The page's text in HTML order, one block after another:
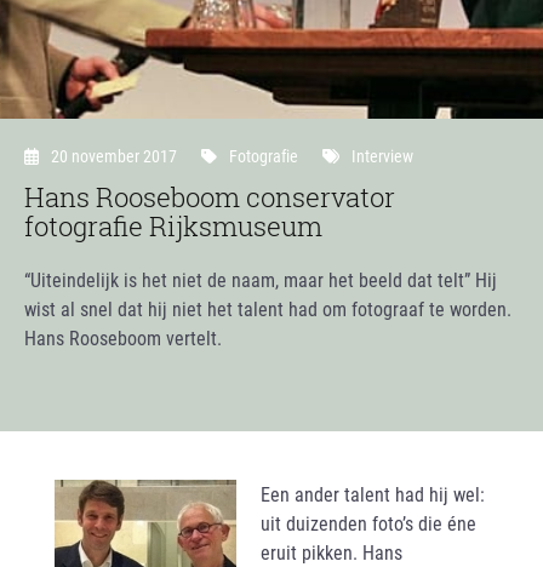
20 november 2017 Fotografie Interview
Hans Rooseboom conservator
fotografie Rijksmuseum
“Uiteindelijk is het niet de naam, maar het beeld dat telt” Hij
wist al snel dat hij niet het talent had om fotograaf te worden.
Hans Rooseboom vertelt.
Een ander talent had hij wel:
uit duizenden foto’s die éne
eruit pikken. Hans